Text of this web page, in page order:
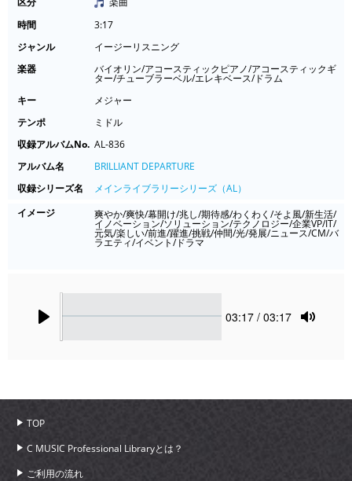
時間
3:17
ジャンル
イージーリスニング
楽器
バイオリン/アコースティックピアノ/アコースティックギ
ター/チューブラーベル/エレキベース/ドラム
キー
メジャー
テンポ
ミドル
収録アルバムNo. AL-836
アルバム名
BRILLIANT DEPARTURE
収録シリーズ名
メインライブラリーシリーズ（AL）
イメージ
爽やか/爽快/幕開け/兆し/期待感/わくわく/そよ風/新生活/
イノベーション/ソリューション/テクノロジー/企業VP/IT/
元気/楽しい/前進/躍進/挑戦/仲間/光/発展/ニュース/CM/バ
ラエティ/イベント/ドラマ
Current
03:17 / 03:17
TOP
C MUSIC Professional Libraryとは？
ご利用の流れ